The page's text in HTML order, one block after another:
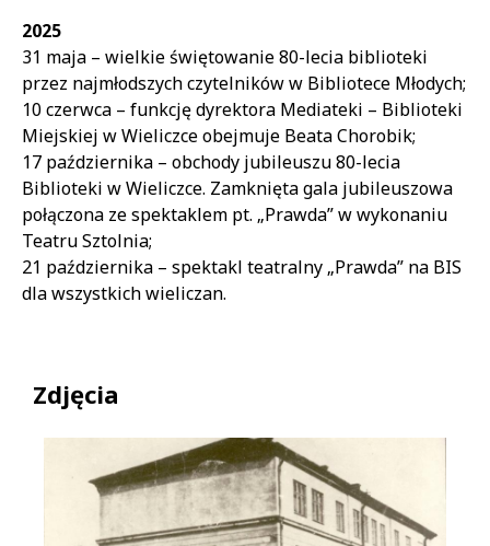
2025
31 maja – wielkie świętowanie 80-lecia biblioteki
przez najmłodszych czytelników w Bibliotece Młodych;
10 czerwca – funkcję dyrektora Mediateki – Biblioteki
Miejskiej w Wieliczce obejmuje Beata Chorobik;
17 października – obchody jubileuszu 80-lecia
Biblioteki w Wieliczce. Zamknięta gala jubileuszowa
połączona ze spektaklem pt. „Prawda” w wykonaniu
Teatru Sztolnia;
21 października – spektakl teatralny „Prawda” na BIS
dla wszystkich wieliczan.
Zdjęcia